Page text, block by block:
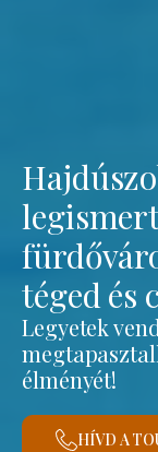
téged és
Legyetek
élményét!
HÍVD A